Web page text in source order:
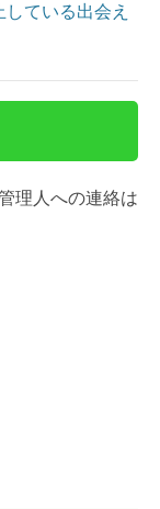
ている出会え
理人への連絡は